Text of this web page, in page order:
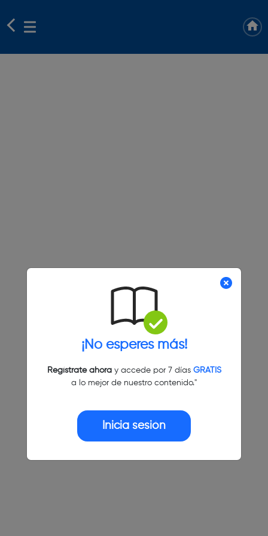
¡No esperes más!
Regístrate ahoray accede por 7 días GRATIS
a lo mejor de nuestro contenido."
Inicia sesión